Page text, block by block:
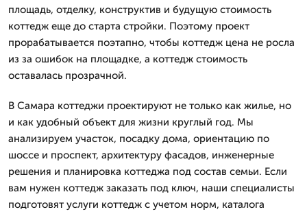
площадь, отделку, конструктив и будущую стоимость
коттедж еще до старта стройки. Поэтому проект
прорабатывается поэтапно, чтобы коттедж цена не росла
из за ошибок на площадке, а коттедж стоимость
оставалась прозрачной.
В Самара коттеджи проектируют не только как жилье, но
и как удобный объект для жизни круглый год. Мы
анализируем участок, посадку дома, ориентацию по
шоссе и проспект, архитектуру фасадов, инженерные
решения и планировка коттеджа под состав семьи. Если
вам нужен коттедж заказать под ключ, наши специалисты
подготовят услуги коттедж с учетом норм, каталога